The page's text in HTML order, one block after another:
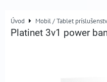
Úvod Mobil / Tablet
Platinet 3v1 power